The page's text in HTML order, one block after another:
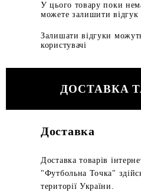
У цього товару поки
можете залишити
Залишати відгуки
користувачі
ДОСТАВКА
Доставка
Доставка товарів
"Футбольна Точка"
території України.